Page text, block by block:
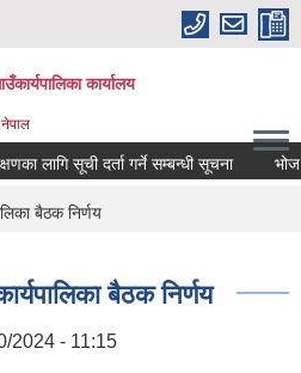
कार्यालय
लागि सूची दर्ता गर्ने सम्बन्धी सूचना भोज
बैठक निर्णय
बैठक निर्णय
2024 - 11:15